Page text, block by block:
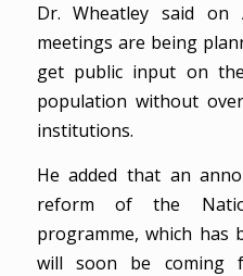
Dr. Wheatley said on
meetings are being
get public input on
population without
institutions.
He added that an
reform of the
programme, which has
will soon be coming